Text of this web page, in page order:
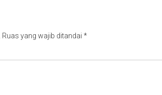
Ruas yang wajib ditandai *